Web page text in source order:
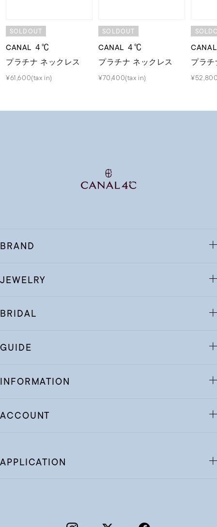
SOLDOUT
CANAL ４℃
プラチナ ネックレス
¥61,600(tax in)
SOLDOUT
CANAL ４℃
プラチナ ネックレス
¥70,400(tax in)
プラ
BRAND
JEWELRY
BRIDAL
GUIDE
INFORMATION
ACCOUNT
APPLICATION